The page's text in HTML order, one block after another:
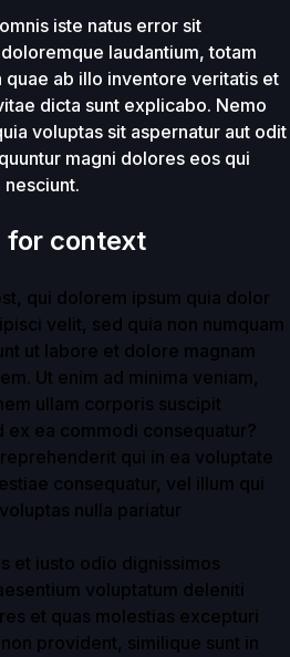
iste natus error sit
laudantium, totam
quae ab illo inventore veritatis et
dicta sunt explicabo. Nemo
voluptas sit aspernatur aut odit
magni dolores eos qui
for context
qui dolorem ipsum quia dolor
velit, sed quia non numquam
ut labore et dolore magnam
Ut enim ad minima veniam,
ullam corporis suscipit
ex ea commodi consequatur?
qui in ea voluptate
consequatur, vel illum qui
nulla pariatur
et iusto odio dignissimos
voluptatum deleniti
et quas molestias excepturi
provident, similique sunt in